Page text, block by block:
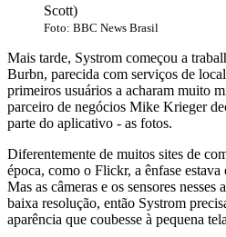
Scott)
Foto: BBC News Brasil
Mais tarde, Systrom começou a
Burbn, parecida com serviços de
primeiros usuários a acharam muito
parceiro de negócios Mike Krieger
parte do aplicativo - as fotos.
Diferentemente de muitos sites de
época, como o Flickr, a ênfase
Mas as câmeras e os sensores
baixa resolução, então Systrom
aparência que coubesse à pequena